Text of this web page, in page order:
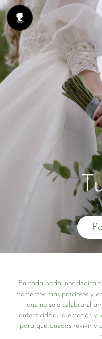
En cada boda, nos
momentos más preciosos y
que no solo celebra el
autenticidad, la emoción y
para que puedas revivir y